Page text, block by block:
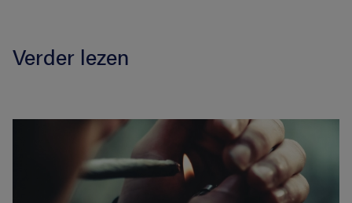
Verder lezen